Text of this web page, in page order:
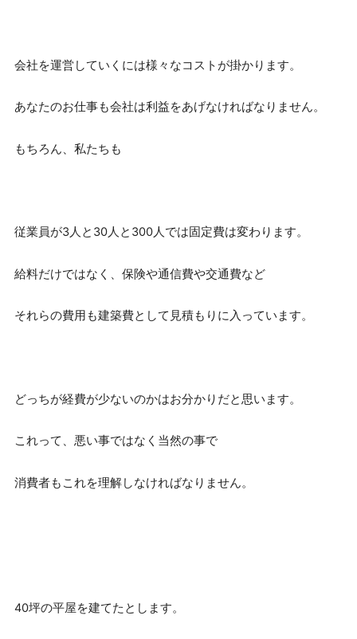
会社を運営していくには様々なコストが掛かります。
あなたのお仕事も会社は利益をあげなければなりません。
もちろん、私たちも
従業員が3人と30人と300人では固定費は変わります。
給料だけではなく、保険や通信費や交通費など
それらの費用も建築費として見積もりに入っています。
どっちが経費が少ないのかはお分かりだと思います。
これって、悪い事ではなく当然の事で
消費者もこれを理解しなければなりません。
40坪の平屋を建てたとします。